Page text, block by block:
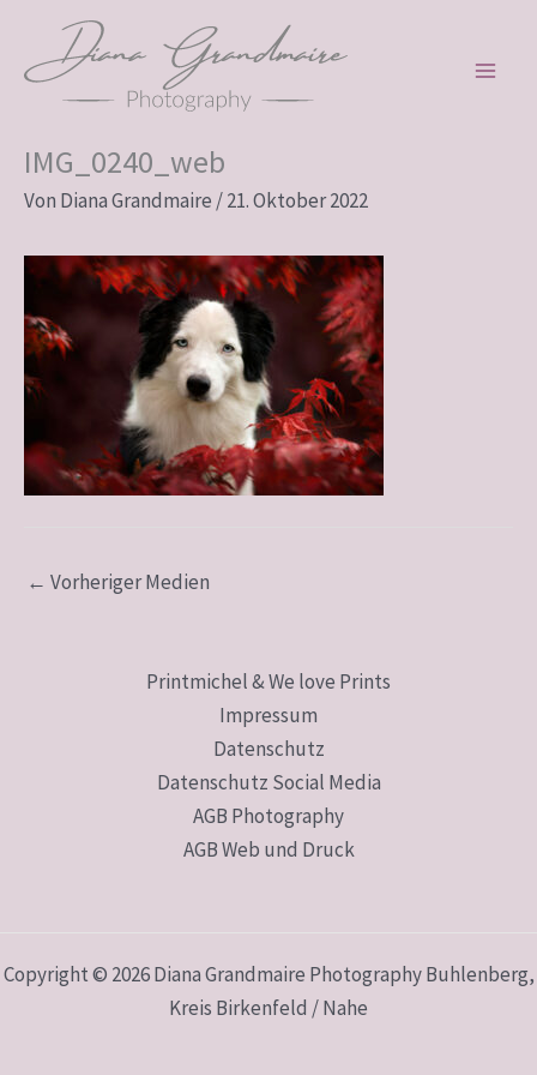
springen
IMG_0240_web
Von Diana Grandmaire /21. Oktober 2022
← Vorheriger Medien
Printmichel & We love Prints
Impressum
Datenschutz
Datenschutz Social Media
AGB Photography
AGB Web und Druck
Copyright © 2026 Diana Grandmaire Photography Buhlenberg,
Kreis Birkenfeld / Nahe